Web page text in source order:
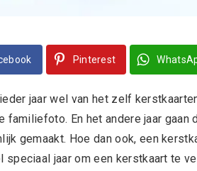
Pinterest
jaar wel van het zelf
familiefoto. En het andere jaar
gemaakt. Hoe dan ook, een
speciaal jaar om een kerstkaart te